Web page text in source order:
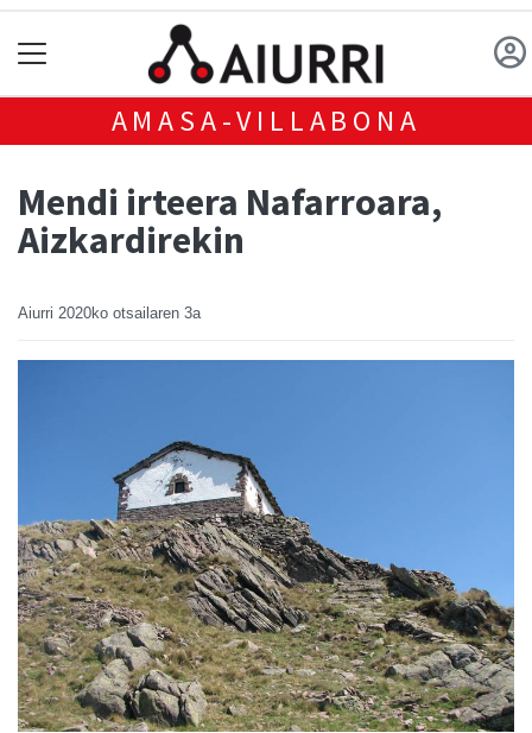
AMASA-VILLABONA
Mendi irteera Nafarroara,
Aizkardirekin
Aiurri 2020ko otsailaren 3a